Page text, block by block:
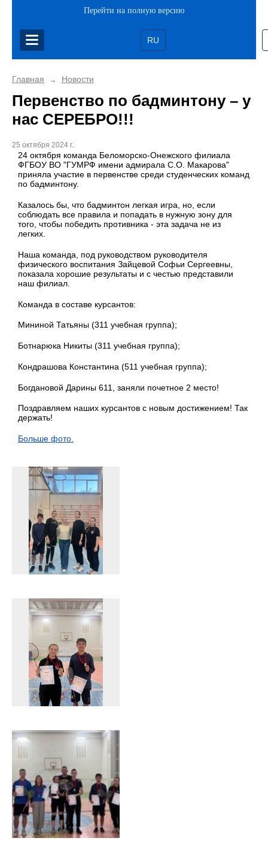
Перейти на полную версию
RU
Главная → Новости
Первенство по бадминтону – у
нас СЕРЕБРО!!!
25 октября 2024 г.
24 октября команда Беломорско-Онежского филиала
ФГБОУ ВО "ГУМРФ имени адмирала С.О. Макарова"
приняла участие в первенстве среди студенческих команд
по бадминтону.
Казалось бы, что бадминтон легкая игра, но, если
соблюдать все правила и попадать в нужную зону для
того, чтобы победить противника - эта задача не из
легких.
Наша команда, под руководством руководителя
физического воспитания Зайцевой Софьи Сергеевны,
показала хорошие результаты и с честью представили
наш филиал.
Команда в составе курсантов:
Мининой Татьяны (311 учебная группа);
Ботнарюка Никиты (311 учебная группа);
Кондрашова Константина (511 учебная группа);
Богдановой Дарины 611, заняли почетное 2 место!
Поздравляем наших курсантов с новым достижением! Так
держать!
Больше фото.